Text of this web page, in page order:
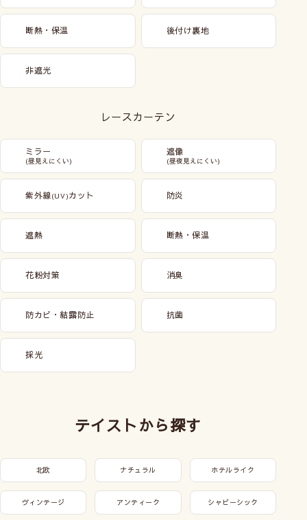
断熱・保温 後付け裏地
非遮光
レースカーテン
ミラー
(昼見えにくい)
遮像
(昼夜見えにくい)
紫外線(UV)カット 防炎
遮熱 断熱・保温
花粉対策 消臭
防カビ・結露防止 抗菌
採光
テイストから探す
北欧 ナチュラル ホテルライク
ヴィンテージ アンティーク シャビーシック